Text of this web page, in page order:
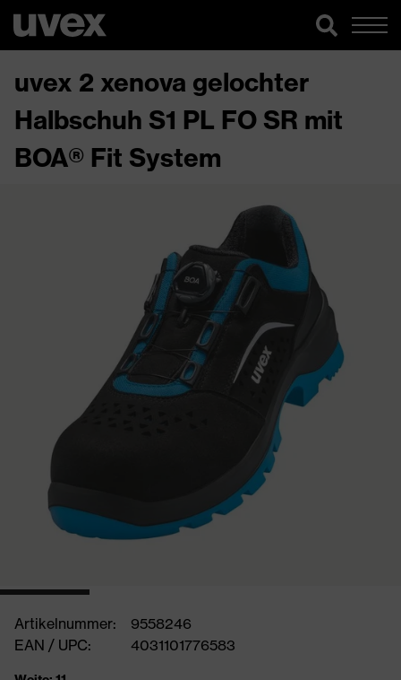
uvex 2 xenova gelochter
Halbschuh S1 PL FO SR mit
BOA® Fit System
Artikelnummer:
9558246
EAN / UPC:
4031101776583